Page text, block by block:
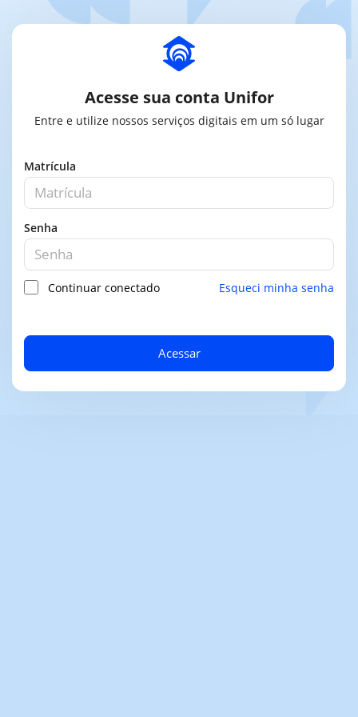
Acesse sua conta Unifor
Entre e utilize nossos serviços digitais em um só lugar
Matrícula
Senha
Continuar conectado Esqueci minha senha
Acessar